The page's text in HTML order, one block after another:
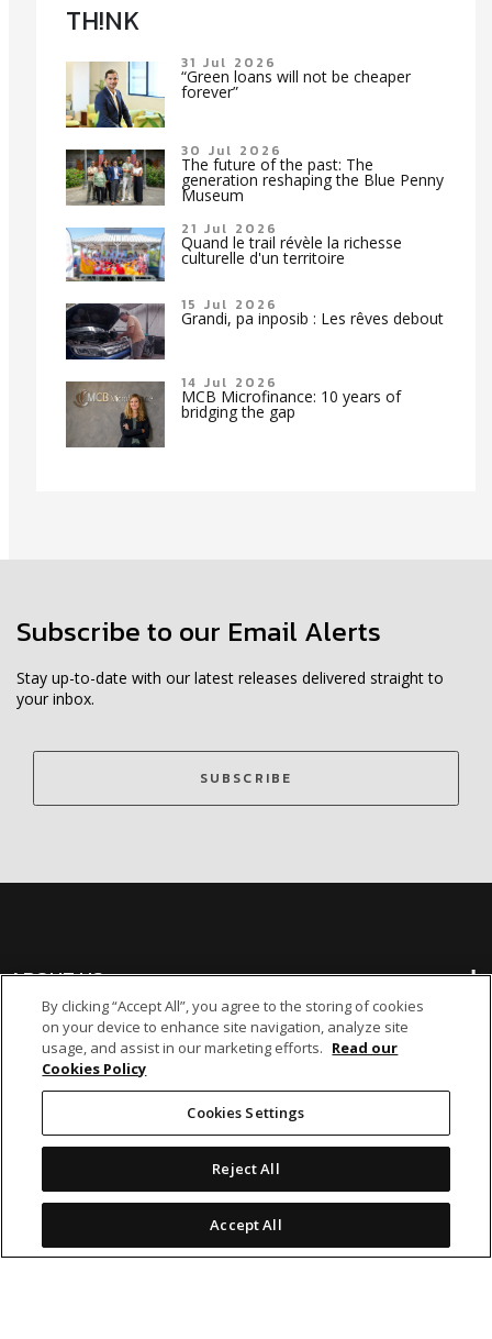
TH!NK
31 Jul 2026
“Green loans will not be cheaper
forever”
30 Jul 2026
The future of the past: The
generation reshaping the Blue Penny
Museum
21 Jul 2026
Quand le trail révèle la richesse
culturelle d'un territoire
15 Jul 2026
Grandi, pa inposib : Les rêves debout
14 Jul 2026
MCB Microfinance: 10 years of
bridging the gap
Subscribe to our Email Alerts
Stay up-to-date with our latest releases delivered straight to
your inbox.
SUBSCRIBE
ABOUT US
BANKING
By clicking “Accept All”, you agree to the storing of cookies
on your device to enhance site navigation, analyze site
usage, and assist in our marketing efforts. Read our
Cookies Policy
Cookies Settings
Reject All
Accept All